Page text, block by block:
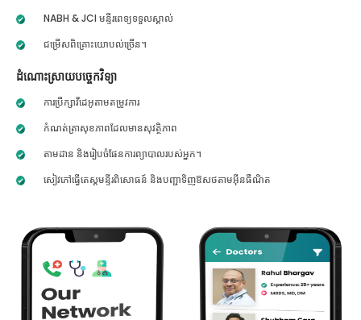
NABH & JCI មន្ទីរពេទ្យទទួលស្គាល់
ជម្រើសពិគ្រោះយោបល់ច្រើន។
ដំណោះស្រាយបច្ចេកវិទ្យា
ការប្រឹក្សាវីដេអូតាមតម្រូវការ
កំណត់ត្រាសុខភាពដែលមានសុវត្ថិភាព
តាមដាន និងរៀបចំផែនការព្យាបាលរបស់អ្នក។
សៀវភៅធ្វើតេស្តមន្ទីរពិសោធន៍ និងបញ្ជាទិញឱសថតាមអ៊ីនធឺណិត